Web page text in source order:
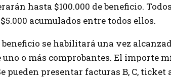
hasta $100.000 de beneficio.
acumulados entre todos ellos.
se habilitará una vez
uno o más comprobantes. El importe
pueden presentar facturas B, C, ticket